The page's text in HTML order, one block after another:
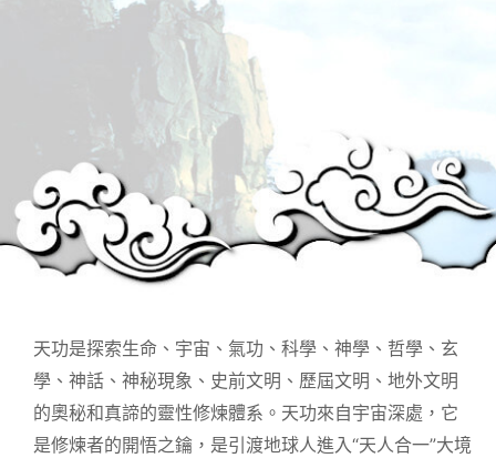
天功是探索生命、宇宙、氣功、科學、神學、哲學、玄
學、神話、神秘現象、史前文明、歷屆文明、地外文明
的奧秘和真諦的靈性修煉體系。天功來自宇宙深處，它
是修煉者的開悟之鑰，是引渡地球人進入“天人合一”大境